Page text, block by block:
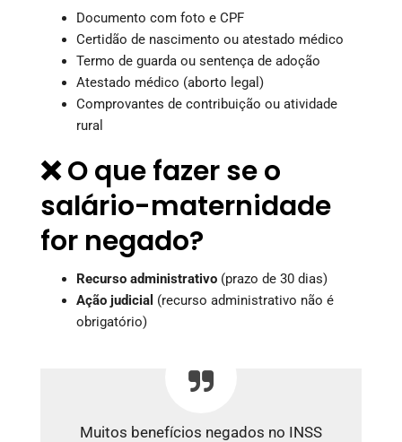
Documento com foto e CPF
Certidão de nascimento ou atestado médico
Termo de guarda ou sentença de adoção
Atestado médico (aborto legal)
Comprovantes de contribuição ou atividade
rural
❌ O que fazer se o
salário-maternidade
for negado?
Recurso administrativo (prazo de 30 dias)
Ação judicial (recurso administrativo não é
obrigatório)
Muitos benefícios negados no INSS